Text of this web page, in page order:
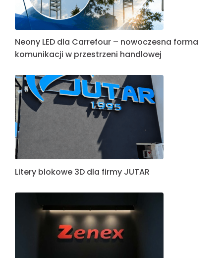
Neony LED dla Carrefour – nowoczesna forma
komunikacji w przestrzeni handlowej
Litery blokowe 3D dla firmy JUTAR